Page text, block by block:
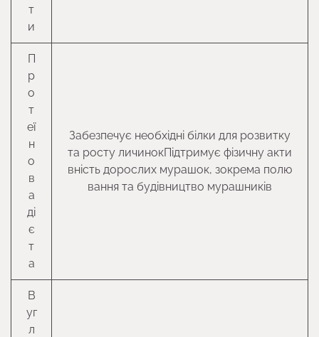
т
и
П
р
о
т
еї
н
о
в
а
ді
є
т
а
Забезпечує необхідні білки для розвитку
та росту личинокПідтримує фізичну акти
вність дорослих мурашок, зокрема полю
вання та будівництво мурашників
В
уг
л